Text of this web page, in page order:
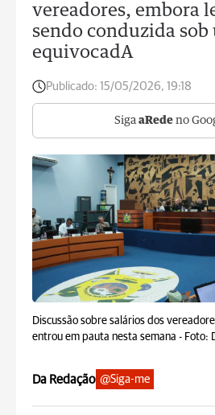
vereadores, embora
sendo conduzida sob
equivocadA
Publicado: 15/05/2026, 19:18
Siga aRede no
Discussão sobre salários dos
entrou em pauta nesta semana - Foto:
Da Redação @Siga-me